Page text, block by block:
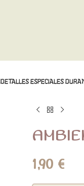
DETALLES ESPECIALES
1,90 €